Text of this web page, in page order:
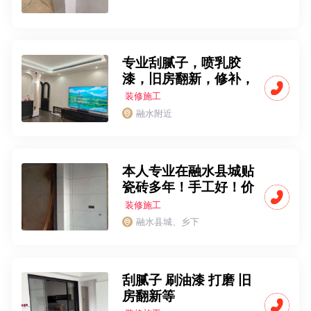
专业刮腻子，喷乳胶
漆，旧房翻新，修补，
刷墙固，刷乳胶漆
装修施工
融水附近
本人专业在融水县城贴
瓷砖多年！手工好！价
格合理！乡下县城都接
装修施工
融水县城、乡下
刮腻子 刷油漆 打磨 旧
房翻新等